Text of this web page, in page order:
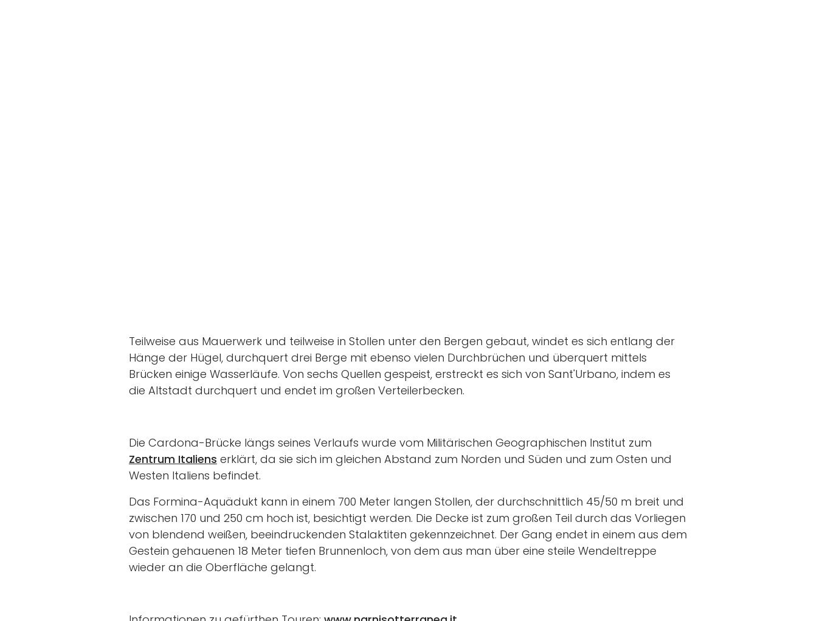
Teilweise aus Mauerwerk und teilweise in Stollen unter den Bergen gebaut, windet es sich entlang der
Hänge der Hügel, durchquert drei Berge mit ebenso vielen Durchbrüchen und überquert mittels
Brücken einige Wasserläufe. Von sechs Quellen gespeist, erstreckt es sich von Sant'Urbano, indem es
die Altstadt durchquert und endet im großen Verteilerbecken.
Die Cardona-Brücke längs seines Verlaufs wurde vom Militärischen Geographischen Institut zum
Zentrum Italiens erklärt, da sie sich im gleichen Abstand zum Norden und Süden und zum Osten und
Westen Italiens befindet.
Das Formina-Aquädukt kann in einem 700 Meter langen Stollen, der durchschnittlich 45/50 m breit und
zwischen 170 und 250 cm hoch ist, besichtigt werden. Die Decke ist zum großen Teil durch das Vorliegen
von blendend weißen, beeindruckenden Stalaktiten gekennzeichnet. Der Gang endet in einem aus dem
Gestein gehauenen 18 Meter tiefen Brunnenloch, von dem aus man über eine steile Wendeltreppe
wieder an die Oberfläche gelangt.